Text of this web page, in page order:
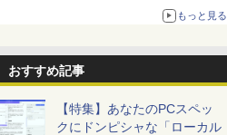
、Windows 10/11、「Chrome」も走り回
。復活記念で2026年末まで500円
もっと見る
おすすめ記事
【特集】あなたのPCスペッ
クにドンピシャな「ローカル